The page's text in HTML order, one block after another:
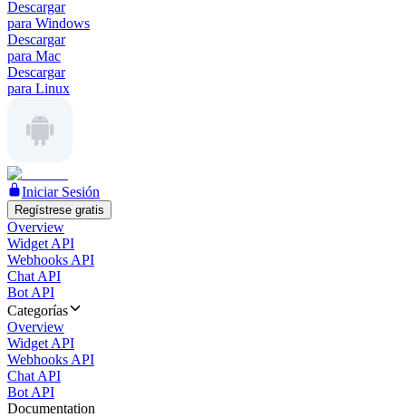
Descargar
para Windows
Descargar
para Mac
Descargar
para Linux
Iniciar Sesión
Regístrese gratis
Overview
Widget API
Webhooks API
Chat API
Bot API
Categorías
Overview
Widget API
Webhooks API
Chat API
Bot API
Documentation